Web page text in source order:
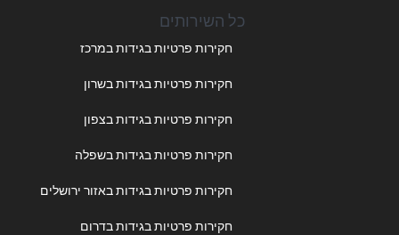
כל השירותים
חקירות פרטיות בגידות במרכז
חקירות פרטיות בגידות בשרון
חקירות פרטיות בגידות בצפון
חקירות פרטיות בגידות בשפלה
חקירות פרטיות בגידות באזור ירושלים
חקירות פרטיות בגידות בדרום